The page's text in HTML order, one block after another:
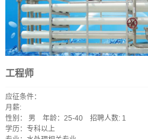
工程师
应征条件：
月薪:
性别： 男
年龄：25-40 招聘人数: 1
学历：专科以上